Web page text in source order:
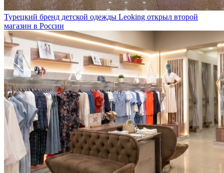
Турецкий бренд детской одежды Leoking открыл второй
магазин в России